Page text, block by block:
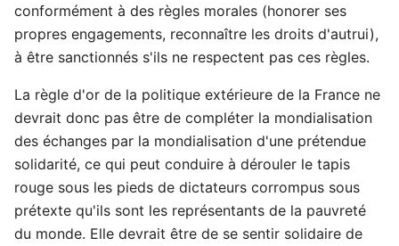
conformément à des règles morales (honorer ses
propres engagements, reconnaître les droits d'autrui),
à être sanctionnés s'ils ne respectent pas ces règles.
La règle d'or de la politique extérieure de la France ne
devrait donc pas être de compléter la mondialisation
des échanges par la mondialisation d'une prétendue
solidarité, ce qui peut conduire à dérouler le tapis
rouge sous les pieds de dictateurs corrompus sous
prétexte qu'ils sont les représentants de la pauvreté
du monde. Elle devrait être de se sentir solidaire de